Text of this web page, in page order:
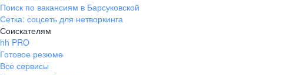
Поиск по вакансиям в Барсуковской
Сетка: соцсеть для нетворкинга
Соискателям
hh PRO
Готовое резюме
Все сервисы